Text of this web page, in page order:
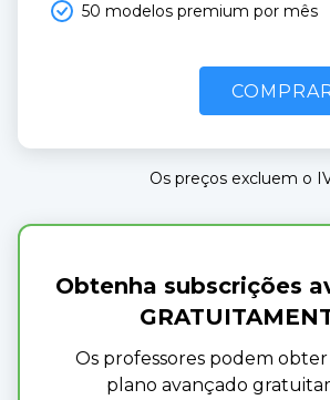
50 modelos premium por mês
Os preços excluem o
Obtenha subscrições
Os professores podem
plano avançado